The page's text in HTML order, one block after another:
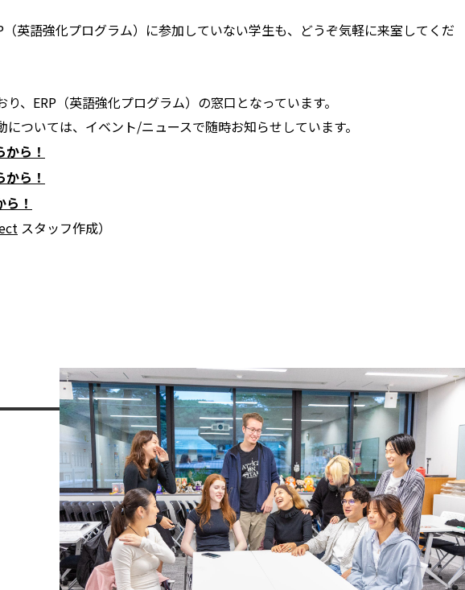
英語強化プログラム）に参加していない学生も、どうぞ気軽に来室してくだ
、ERP（英語強化プログラム）の窓口となっています。
ついては、イベント/ニュースで随時お知らせしています。
ら！
ら！
！
スタッフ作成）